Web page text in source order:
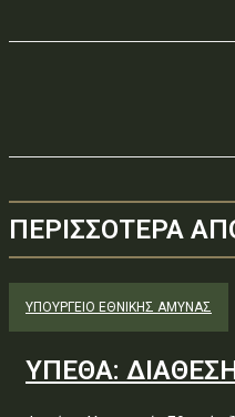
ΠΕΡΙΣΣΟΤΕΡΑ
ΥΠΟΥΡΓΕΊΟ ΕΘΝΙΚΉΣ ΆΜΥΝΑΣ
ΥΠΕΘΑ: